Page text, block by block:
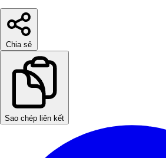
Chia sẻ
Sao chép liên kết